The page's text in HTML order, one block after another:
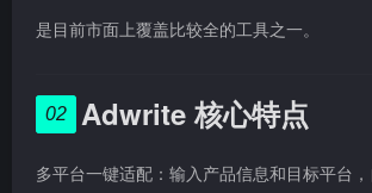
是目前市面上覆盖比较全的工具之一。
02 Adwrite 核心特点
多平台一键适配：输入产品信息和目标平台